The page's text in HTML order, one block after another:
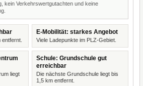
kein Verkehrswertgutachten und keine
E-Mobilität: starkes Angebot
Viele Ladepunkte im PLZ-Gebiet.
liegt
Schule: Grundschule gut
erreichbar
Die nächste Grundschule liegt bis
1,5 km entfernt.